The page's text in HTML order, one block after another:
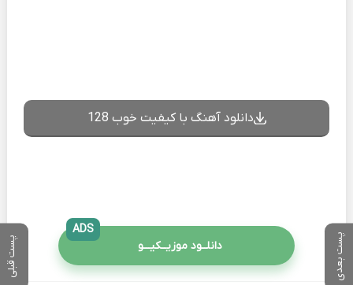
پست بعدی پست قبلی
دانلود آهنگ با کیفیت خوب 128
دانلــود موزیــکیـــو
ADS